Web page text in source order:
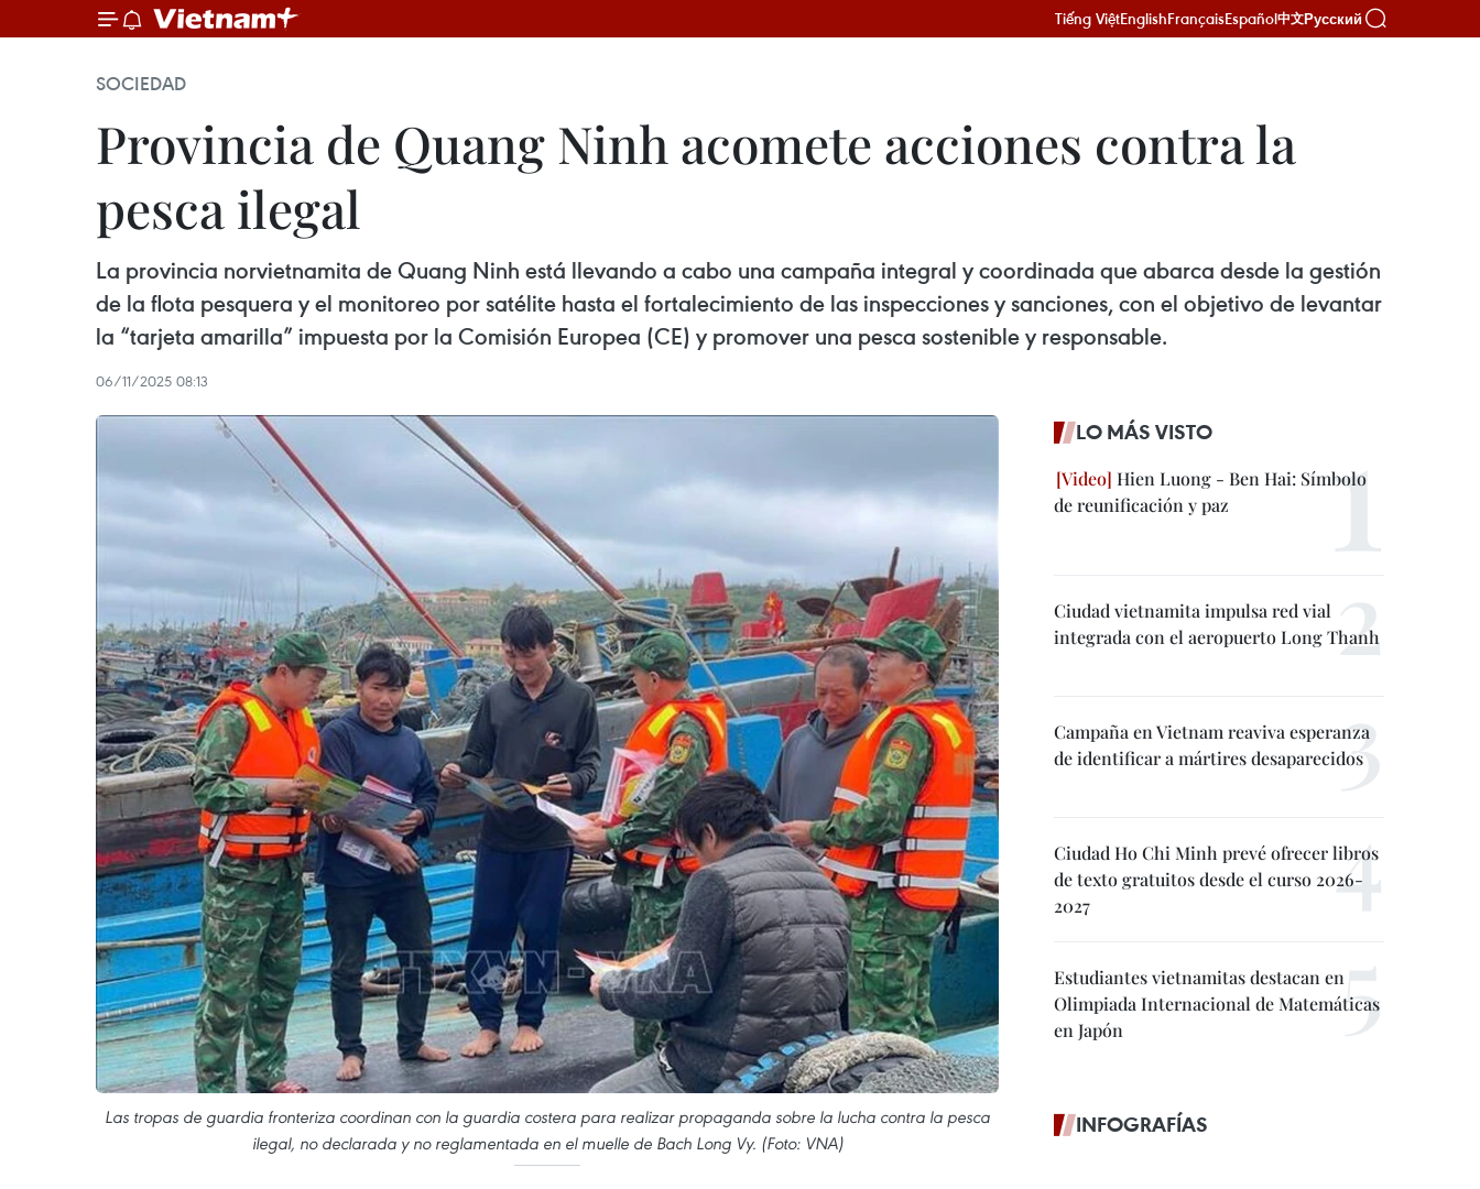
Tiếng ViệtEnglishFrançaisEspañol中文Русский
SOCIEDAD
Provincia de Quang Ninh acomete acciones contra la
pesca ilegal
La provincia norvietnamita de Quang Ninh está llevando a cabo una campaña integral y coordinada que abarca desde la gestión
de la flota pesquera y el monitoreo por satélite hasta el fortalecimiento de las inspecciones y sanciones, con el objetivo de levantar
la “tarjeta amarilla” impuesta por la Comisión Europea (CE) y promover una pesca sostenible y responsable.
06/11/2025 08:13
Las tropas de guardia fronteriza coordinan con la guardia costera para realizar propaganda sobre la lucha contra la pesca
ilegal, no declarada y no reglamentada en el muelle de Bach Long Vy. (Foto: VNA)
LO MÁS VISTO
Hien Luong - Ben Hai: Símbolo
de reunificación y paz
Ciudad vietnamita impulsa red vial
integrada con el aeropuerto Long Thanh
Campaña en Vietnam reaviva esperanza
de identificar a mártires desaparecidos
Ciudad Ho Chi Minh prevé ofrecer libros
de texto gratuitos desde el curso 2026-
2027
Estudiantes vietnamitas destacan en
Olimpiada Internacional de Matemáticas
en Japón
INFOGRAFÍAS